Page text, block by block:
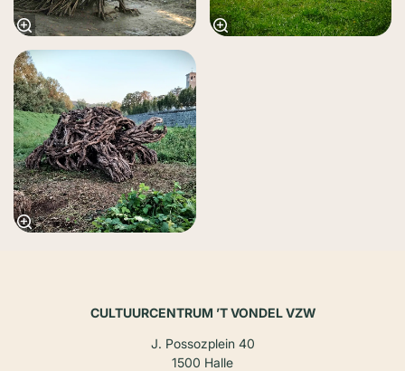
CULTUURCENTRUM ’T VONDEL VZW
J. Possozplein 40
1500 Halle